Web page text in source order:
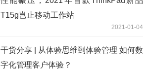
T15g岂止移动工作站
2021-01-04
干货分享 | 从体验思维到体验管理 如何数
字化管理客户体验？